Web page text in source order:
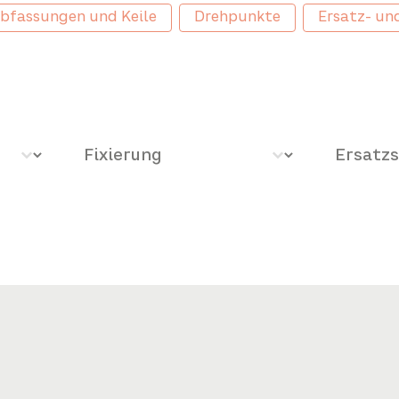
und Keile Drehpunkte Ersatz-
Fijación
Select content Llave
Select